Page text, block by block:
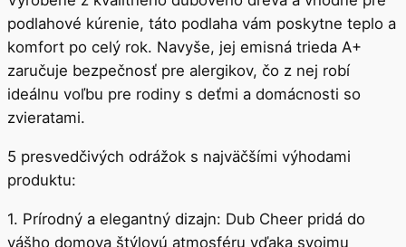
charakter. Tento produkt je nielen nádhern pohľad, ale
aj praktický a ľahko sa udržiava.
Vyrobené z kvalitného dubového dreva a vhodné pre
podlahové kúrenie, táto podlaha vám poskytne teplo a
komfort po celý rok. Navyše, jej emisná trieda A+
ideálnu voľbu pre rodiny s deťmi a domácnosti so
zvieratami.
5 presvedčivých odrážok s najväčšími výhodami